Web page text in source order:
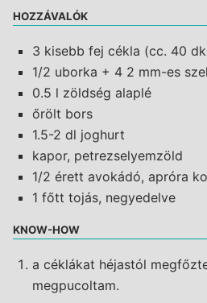
HOZZÁVALÓK
3 kisebb fej cékla (cc. 40
1/2 uborka + 4 2 mm-es
0.5 l zöldség alaplé
őrölt bors
1.5-2 dl joghurt
kapor, petrezselyemzöld
1/2 érett avokádó, apróra
1 főtt tojás, negyedelve
KNOW-HOW
a céklákat héjastól
megpucoltam.